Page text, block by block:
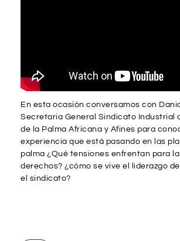
En esta ocasión conversamos con
Secretaria General Sindicato Industrial
de la Palma Africana y Afines para
experiencia que está pasando en las
palma ¿Qué tensiones enfrentan para
derechos? ¿cómo se vive el liderazgo
el sindicato?